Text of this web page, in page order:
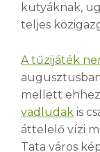
kutyáknak,
teljes
A tűzijáték
mellett
vadludak is
áttelelő vízi
Tata város